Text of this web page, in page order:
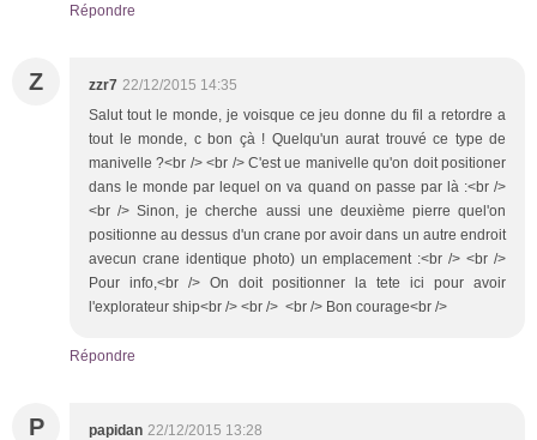
Répondre
Z zzr7 22/12/2015 14:35
Salut tout le monde, je voisque ce jeu donne du fil a retordre a
tout le monde, c bon çà ! Quelqu'un aurat trouvé ce type de
manivelle ?<br /> <br /> C'est ue manivelle qu'on doit positioner
dans le monde par lequel on va quand on passe par là :<br />
<br /> Sinon, je cherche aussi une deuxième pierre quel'on
positionne au dessus d'un crane por avoir dans un autre endroit
avecun crane identique photo) un emplacement :<br /> <br />
Pour info,<br /> On doit positionner la tete ici pour avoir
l'explorateur ship<br /> <br /> <br /> Bon courage<br />
Répondre
P papidan 22/12/2015 13:28